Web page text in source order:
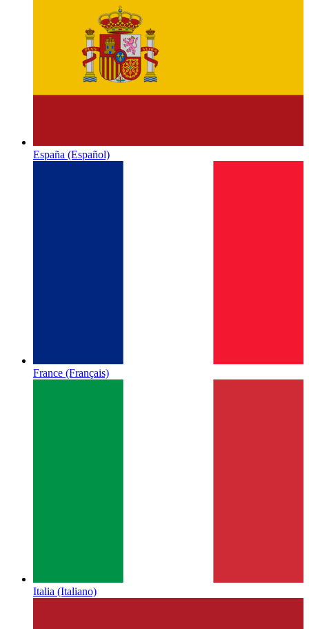
España (Español)
France (Français)
Italia (Italiano)